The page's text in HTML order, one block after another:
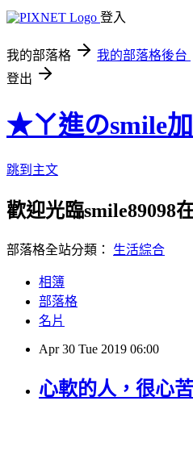
登入
我的部落格 我的部落格後台
登出
★ㄚ進のsmile
跳到主文
歡迎光臨smile89098
部落格全站分類： 生活綜合
相簿
部落格
名片
Apr 30 Tue 2019 06:00
心軟的人，很心